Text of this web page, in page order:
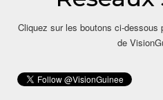
Cliquez sur les boutons ci-
de